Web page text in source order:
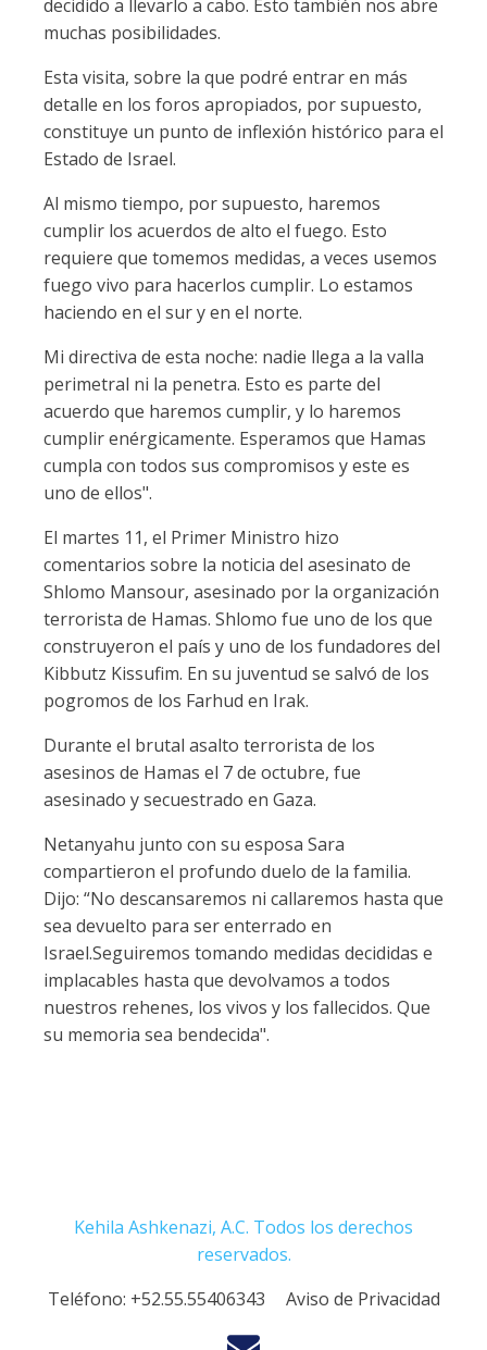
decidido a llevarlo a cabo. Esto también nos abre
muchas posibilidades.
Esta visita, sobre la que podré entrar en más
detalle en los foros apropiados, por supuesto,
constituye un punto de inflexión histórico para el
Estado de Israel.
Al mismo tiempo, por supuesto, haremos
cumplir los acuerdos de alto el fuego. Esto
requiere que tomemos medidas, a veces usemos
fuego vivo para hacerlos cumplir. Lo estamos
haciendo en el sur y en el norte.
Mi directiva de esta noche: nadie llega a la valla
perimetral ni la penetra. Esto es parte del
acuerdo que haremos cumplir, y lo haremos
cumplir enérgicamente. Esperamos que Hamas
cumpla con todos sus compromisos y este es
uno de ellos".
El martes 11, el Primer Ministro hizo
comentarios sobre la noticia del asesinato de
Shlomo Mansour, asesinado por la organización
terrorista de Hamas. Shlomo fue uno de los que
construyeron el país y uno de los fundadores del
Kibbutz Kissufim. En su juventud se salvó de los
pogromos de los Farhud en Irak.
Durante el brutal asalto terrorista de los
asesinos de Hamas el 7 de octubre, fue
asesinado y secuestrado en Gaza.
Netanyahu junto con su esposa Sara
compartieron el profundo duelo de la familia.
Dijo: “No descansaremos ni callaremos hasta que
sea devuelto para ser enterrado en
Israel.Seguiremos tomando medidas decididas e
implacables hasta que devolvamos a todos
nuestros rehenes, los vivos y los fallecidos. Que
su memoria sea bendecida".
Kehila Ashkenazi, A.C. Todos los derechos
reservados.
Teléfono: +52.55.55406343 Aviso de Privacidad